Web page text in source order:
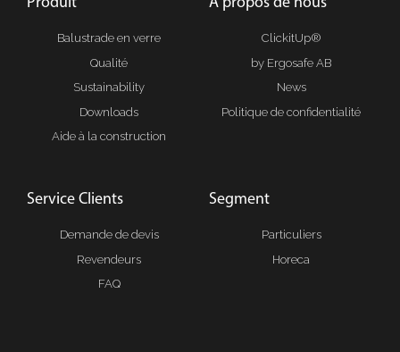
Service Clients
Demande de devis
Revendeurs
FAQ
Balustrade en verre
Qualité
Sustainability
Downloads
Aide à la construction
ClickitUp®
by Ergosafe AB
News
Politique de confidentialité
Segment
Particuliers
Horeca